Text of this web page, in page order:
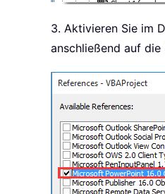
3. Aktivieren Sie im
anschließend auf die